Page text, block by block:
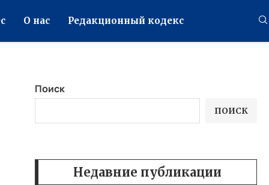
О нас Редакционный кодекс
Поиск
ПОИСК
Недавние публикации